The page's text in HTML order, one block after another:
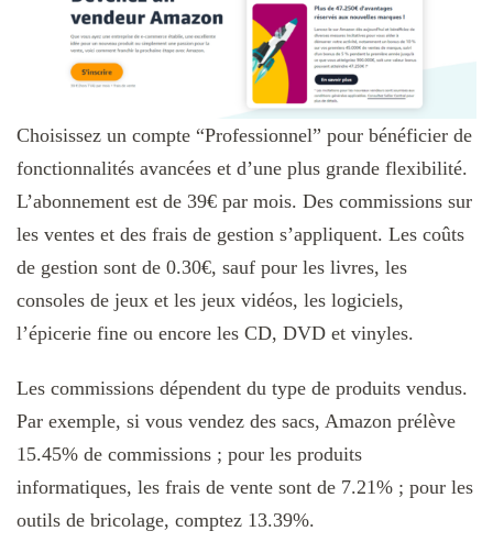
Choisissez un compte “Professionnel” pour bénéficier de
fonctionnalités avancées et d’une plus grande flexibilité.
L’abonnement est de 39€ par mois. Des commissions sur
les ventes et des frais de gestion s’appliquent. Les coûts
de gestion sont de 0.30€, sauf pour les livres, les
consoles de jeux et les jeux vidéos, les logiciels,
l’épicerie fine ou encore les CD, DVD et vinyles.
Les commissions dépendent du type de produits vendus.
Par exemple, si vous vendez des sacs, Amazon prélève
15.45% de commissions ; pour les produits
informatiques, les frais de vente sont de 7.21% ; pour les
outils de bricolage, comptez 13.39%.